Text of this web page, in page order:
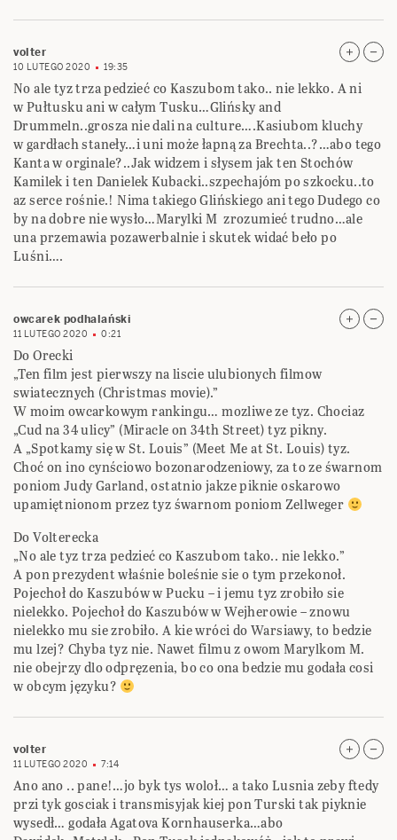
volter
10 LUTEGO 2020 19:35
No ale tyz trza pedzieć co Kaszubom tako.. nie lekko. A ni
w Pułtusku ani w całym Tusku…Glińsky and
Drummeln..grosza nie dali na culture….Kasiubom kluchy
w gardłach staneły…i uni może łapną za Brechta..?…abo tego
Kanta w orginale?..Jak widzem i słysem jak ten Stochów
Kamilek i ten Danielek Kubacki..szpechajóm po szkocku..to
az serce rośnie.! Nima takiego Glińskiego ani tego Dudego co
by na dobre nie wysło…Marylki M zrozumieć trudno…ale
una przemawia pozawerbalnie i skutek widać beło po
Luśni….
owcarek podhalański
11 LUTEGO 2020 0:21
Do Orecki
„Ten film jest pierwszy na liscie ulubionych filmow
swiatecznych (Christmas movie).”
W moim owcarkowym rankingu… mozliwe ze tyz. Chociaz
„Cud na 34 ulicy” (Miracle on 34th Street) tyz pikny.
A „Spotkamy się w St. Louis” (Meet Me at St. Louis) tyz.
Choć on ino cynściowo bozonarodzeniowy, za to ze śwarnom
poniom Judy Garland, ostatnio jakze piknie oskarowo
upamiętnionom przez tyz śwarnom poniom Zellweger
Do Volterecka
„No ale tyz trza pedzieć co Kaszubom tako.. nie lekko.”
A pon prezydent właśnie boleśnie sie o tym przekonoł.
Pojechoł do Kaszubów w Pucku – i jemu tyz zrobiło sie
nielekko. Pojechoł do Kaszubów w Wejherowie – znowu
nielekko mu sie zrobiło. A kie wróci do Warsiawy, to bedzie
mu lzej? Chyba tyz nie. Nawet filmu z owom Marylkom M.
nie obejrzy dlo odpręzenia, bo co ona bedzie mu godała cosi
w obcym języku?
volter
11 LUTEGO 2020 7:14
Ano ano .. pane!…jo byk tys woloł… a tako Lusnia zeby ftedy
przi tyk gosciak i transmisyjak kiej pon Turski tak piyknie
wysedł… godała Agatova Kornhauserka…abo